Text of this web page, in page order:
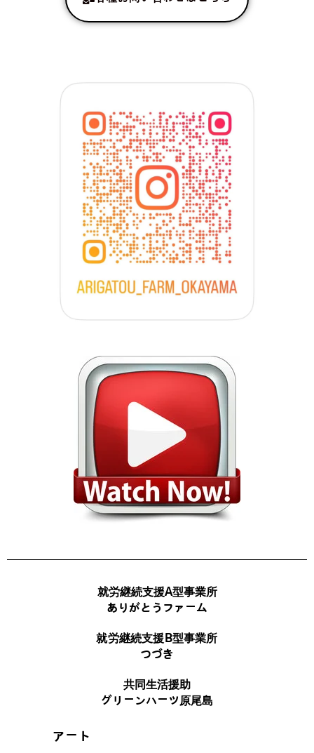
就労継続支援A型事業所
ありがとうファーム
就労継続支援B型事業所
つづき
共同生活援助
グリーンハーツ原尾島
アート